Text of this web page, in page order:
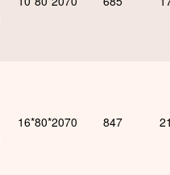
16*80*2070 847